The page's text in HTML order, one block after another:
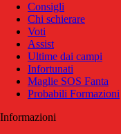
Consigli
Chi schierare
Voti
Assist
Ultime dai campi
Infortunati
Maglie SOS Fanta
Probabili Formazioni
Informazioni